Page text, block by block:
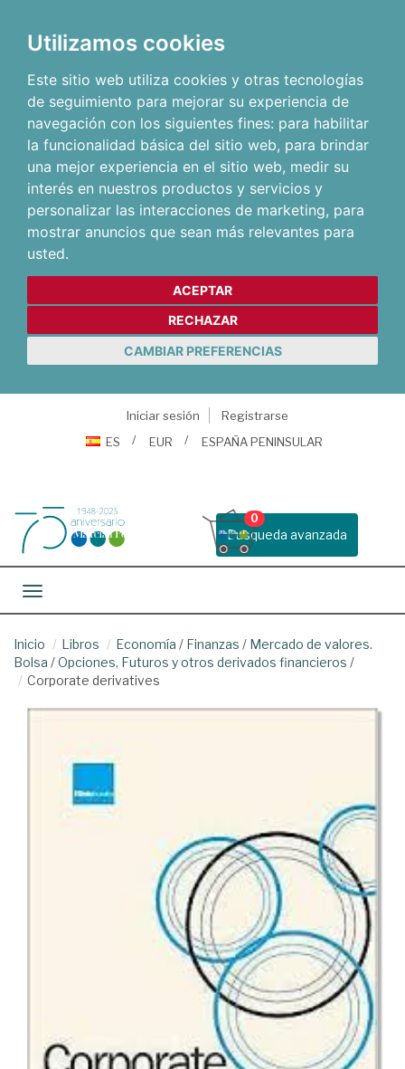
Utilizamos cookies
Este sitio web utiliza cookies y otras tecnologías
de seguimiento para mejorar su experiencia de
navegación con los siguientes fines: para habilitar
la funcionalidad básica del sitio web, para brindar
una mejor experiencia en el sitio web, medir su
interés en nuestros productos y servicios y
personalizar las interacciones de marketing, para
mostrar anuncios que sean más relevantes para
usted.
ACEPTAR
RECHAZAR
CAMBIAR PREFERENCIAS
Iniciar sesión
Registrarse
ES
EUR ESPAÑA PENINSULAR
Busqueda avanzada
0
Toggle navigation
Inicio Libros Economía / Finanzas / Mercado de valores.
Bolsa /Opciones, Futuros y otros derivados financieros /
Corporate derivatives